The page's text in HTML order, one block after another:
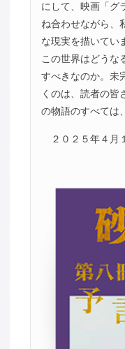
にして、映画「グ
ね合わせながら、
な現実を描いてい
この世界はどうな
すべきなのか。未
くのは、読者の皆
の物語のすべては
２０２５年４月